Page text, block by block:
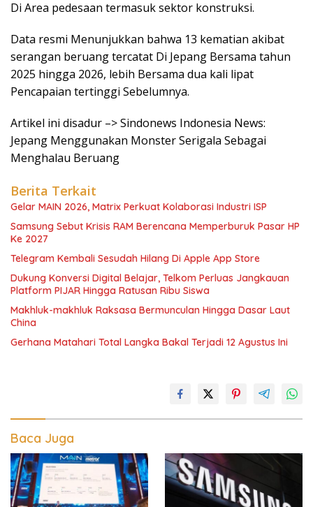
Di Area pedesaan termasuk sektor konstruksi.
Data resmi Menunjukkan bahwa 13 kematian akibat
serangan beruang tercatat Di Jepang Bersama tahun
2025 hingga 2026, lebih Bersama dua kali lipat
Pencapaian tertinggi Sebelumnya.
Artikel ini disadur –> Sindonews Indonesia News:
Jepang Menggunakan Monster Serigala Sebagai
Menghalau Beruang
Berita Terkait
Gelar MAIN 2026, Matrix Perkuat Kolaborasi Industri ISP
Samsung Sebut Krisis RAM Berencana Memperburuk Pasar HP
Ke 2027
Telegram Kembali Sesudah Hilang Di Apple App Store
Dukung Konversi Digital Belajar, Telkom Perluas Jangkauan
Platform PIJAR Hingga Ratusan Ribu Siswa
Makhluk-makhluk Raksasa Bermunculan Hingga Dasar Laut
China
Gerhana Matahari Total Langka Bakal Terjadi 12 Agustus Ini
Baca Juga